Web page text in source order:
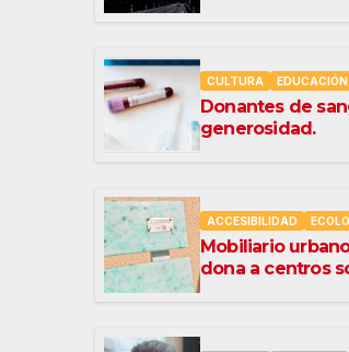
CULTURA EDUCACIÓN
Donantes de
generosidad.
ACCESIBILIDAD
Mobiliario
dona a centros